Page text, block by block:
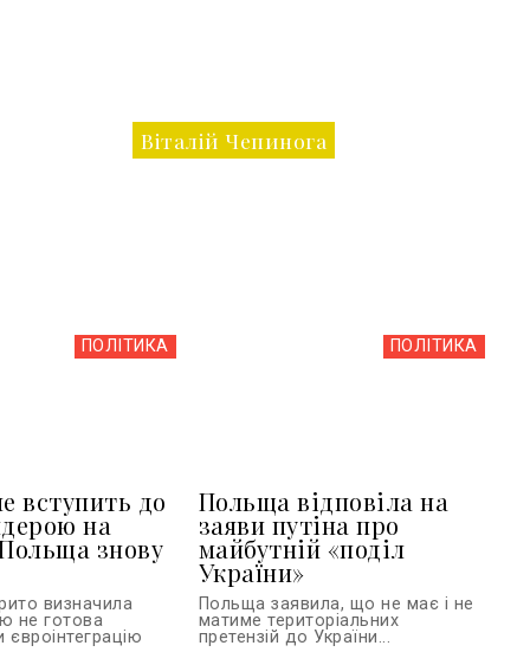
Віталій Чепинога
ПОЛІТИКА
вступить до
на
знову
визначила
не готова
євроінтеграцію
ПОЛІТИКА
Польща відповіла на
заяви путіна про
майбутній «поділ
України»
Польща заявила, що не має і не
матиме територіальних
претензій до України...